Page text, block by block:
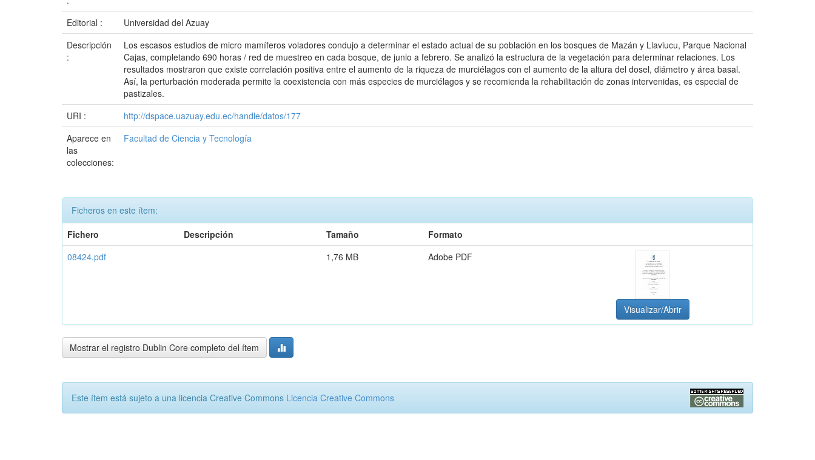
Editorial :
Universidad del Azuay
Descripción
:
Los escasos estudios de micro mamíferos voladores condujo a determinar el estado actual de su población en los bosques de Mazán y Llaviucu, Parque Nacional
Cajas, completando 690 horas / red de muestreo en cada bosque, de junio a febrero. Se analizó la estructura de la vegetación para determinar relaciones. Los
resultados mostraron que existe correlación positiva entre el aumento de la riqueza de murciélagos con el aumento de la altura del dosel, diámetro y área basal.
Así, la perturbación moderada permite la coexistencia con más especies de murciélagos y se recomienda la rehabilitación de zonas intervenidas, es especial de
pastizales.
URI :
http://dspace.uazuay.edu.ec/handle/datos/177
Aparece en
las
colecciones:
Facultad de Ciencia y Tecnología
Ficheros en este ítem:
Fichero
Descripción Tamaño
Formato
08424.pdf
1,76 MB Adobe PDF
Visualizar/Abrir
Mostrar el registro Dublin Core completo del ítem
Este ítem está sujeto a una licencia Creative Commons Licencia Creative Commons